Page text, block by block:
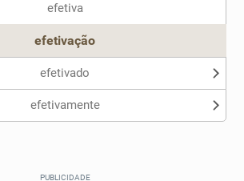
efetiva
efetivação
efetivado
efetivamente